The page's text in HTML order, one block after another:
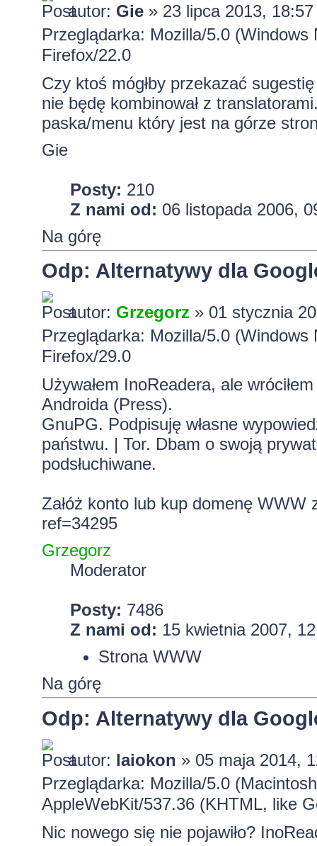
autor: Gie» 23 lipca 2013, 18:57
Przeglądarka: Mozilla/5.0
Firefox/22.0
Czy ktoś mógłby przekazać
nie będę kombinował z
paska/menu który jest na górze
Gie
Posty: 210
Z nami od: 06 listopada 2006,
Na górę
Odp: Alternatywy dla
autor: Grzegorz» 01 stycznia
Przeglądarka: Mozilla/5.0
Firefox/29.0
Używałem InoReadera, ale
Androida (Press).
GnuPG. Podpisuję własne
państwu. | Tor. Dbam o swoją
podsłuchiwane.
Załóż konto lub kup domenę
ref=34295
Grzegorz
Moderator
Posty: 7486
Z nami od: 15 kwietnia 2007,
Strona WWW
Na górę
Odp: Alternatywy dla
autor: laiokon » 05 maja 2014,
Przeglądarka: Mozilla/5.0
AppleWebKit/537.36 (KHTML, like
Nic nowego się nie pojawiło?